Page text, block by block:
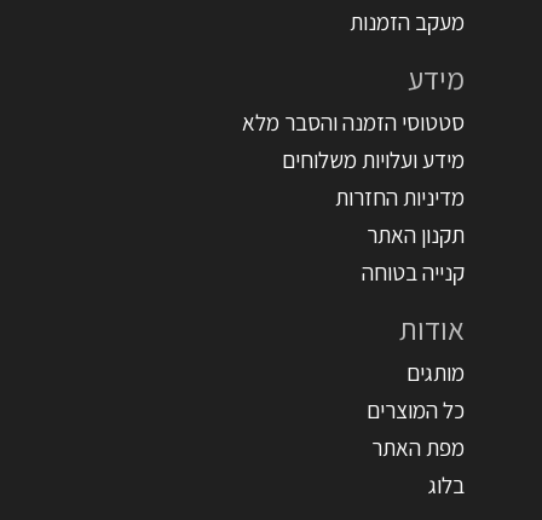
מעקב הזמנות
מידע
סטטוסי הזמנה והסבר מלא
מידע ועלויות משלוחים
מדיניות החזרות
תקנון האתר
קנייה בטוחה
אודות
מותגים
כל המוצרים
מפת האתר
בלוג